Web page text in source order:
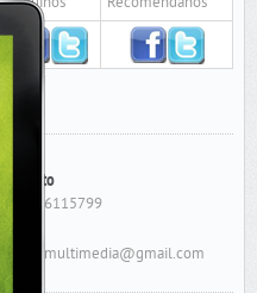
Seguinos Recomendanos
Contacto
cygnusmultimedia@gmail.com